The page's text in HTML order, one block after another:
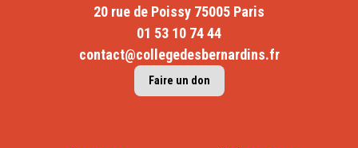
20 rue de Poissy 75005 Paris
01 53 10 74 44
contact@collegedesbernardins.fr
Faire un don